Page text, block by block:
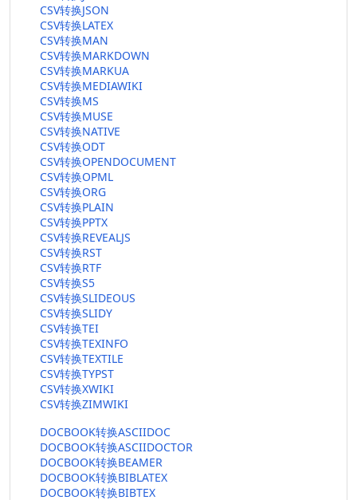
CSV转换JSON
CSV转换LATEX
CSV转换MAN
CSV转换MARKDOWN
CSV转换MARKUA
CSV转换MEDIAWIKI
CSV转换MS
CSV转换MUSE
CSV转换NATIVE
CSV转换ODT
CSV转换OPENDOCUMENT
CSV转换OPML
CSV转换ORG
CSV转换PLAIN
CSV转换PPTX
CSV转换REVEALJS
CSV转换RST
CSV转换RTF
CSV转换S5
CSV转换SLIDEOUS
CSV转换SLIDY
CSV转换TEI
CSV转换TEXINFO
CSV转换TEXTILE
CSV转换TYPST
CSV转换XWIKI
CSV转换ZIMWIKI
DOCBOOK转换ASCIIDOC
DOCBOOK转换ASCIIDOCTOR
DOCBOOK转换BEAMER
DOCBOOK转换BIBLATEX
DOCBOOK转换BIBTEX